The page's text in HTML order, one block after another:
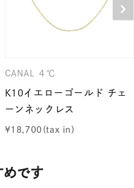
CANAL ４℃
K10イエローゴールド チェ
ーンネックレス
¥18,700
めです